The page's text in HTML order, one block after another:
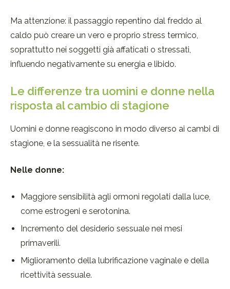
Ma attenzione: il passaggio repentino dal freddo al
caldo può creare un vero e proprio stress termico,
soprattutto nei soggetti già affaticati o stressati,
influendo negativamente su energia e libido.
Le differenze tra uomini e donne nella
risposta al cambio di stagione
Uomini e donne reagiscono in modo diverso ai cambi di
stagione, e la sessualità ne risente.
Nelle donne:
Maggiore sensibilità agli ormoni regolati dalla luce,
come estrogeni e serotonina.
Incremento del desiderio sessuale nei mesi
primaverili.
Miglioramento della lubrificazione vaginale e della
ricettività sessuale.